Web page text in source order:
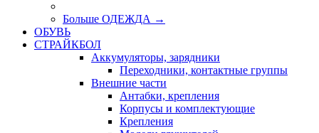
Больше ОДЕЖДА →
ОБУВЬ
СТРАЙКБОЛ
Аккумуляторы, зарядники
Переходники, контактные группы
Внешние части
Антабки, крепления
Корпусы и комплектующие
Крепления